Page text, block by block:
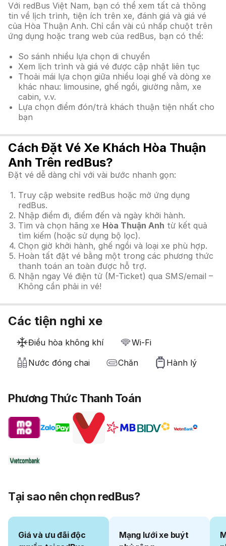
Với redBus Việt Nam, bạn có thể xem tất cả thông
tin về lịch trình, tiện ích trên xe, đánh giá và giá vé
của Hòa Thuận Anh. Chỉ cần vài cú nhấp chuột trên
ứng dụng hoặc trang web của redBus, bạn có thể:
So sánh nhiều lựa chọn di chuyển
Xem lịch trình và giá vé được cập nhật liên tục
Thoải mái lựa chọn giữa nhiều loại ghế và dòng xe
khác nhau: limousine, ghế ngồi, giường nằm, xe
cabin, v.v.
Lựa chọn điểm đón/trả khách thuận tiện nhất cho
bạn
Cách Đặt Vé Xe Khách Hòa Thuận
Anh Trên redBus?
Đặt vé dễ dàng chỉ với vài bước nhanh gọn:
Truy cập website redBus hoặc mở ứng dụng
redBus.
Nhập điểm đi, điểm đến và ngày khởi hành.
Tìm và chọn hãng xe Hòa Thuận Anh từ kết quả
tìm kiếm (hoặc sử dụng bộ lọc).
Chọn giờ khởi hành, ghế ngồi và loại xe phù hợp.
Hoàn tất đặt vé bằng một trong các phương thức
thanh toán an toàn được hỗ trợ.
Nhận ngay Vé điện tử (M-Ticket) qua SMS/email –
Không cần phải in vé!
Các tiện nghi xe
Điều hòa không khí
Wi-Fi
Nước đóng chai
Chăn Hành lý
Phương Thức Thanh Toán
Tại sao nên chọn redBus?
Giá và ưu đãi độc
Mạng lưới xe buýt